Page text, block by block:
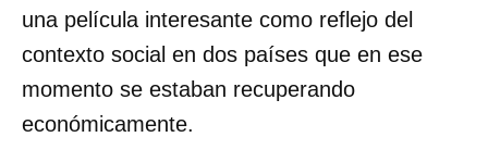
una película interesante como reflejo del
contexto social en dos países que en ese
momento se estaban recuperando
económicamente.